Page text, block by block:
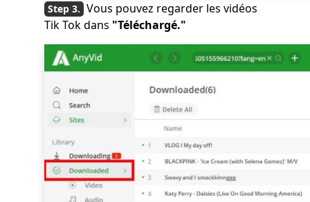
Vous pouvez regarder les vidéos
Tik Tok dans "Téléchargé."